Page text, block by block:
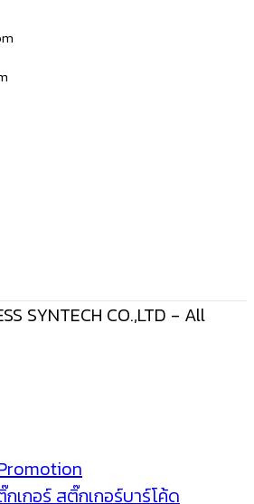
SYNTECH CO.,LTD - All
เกอร์ สติ๊กเกอร์บาร์โค้ด